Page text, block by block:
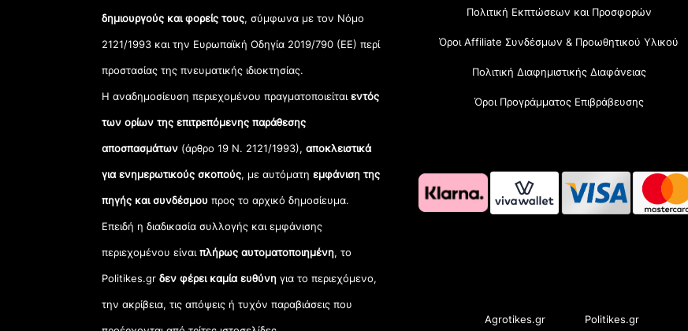
δημιουργούς και φορείς τους, σύμφωνα με τον Νόμο
2121/1993 και την Ευρωπαϊκή Οδηγία 2019/790 (ΕΕ) περί
προστασίας της πνευματικής ιδιοκτησίας.
Η αναδημοσίευση περιεχομένου πραγματοποιείταιεντός
των ορίων της επιτρεπόμενης παράθεσης
αποσπασμάτων (άρθρο 19 Ν. 2121/1993), αποκλειστικά
για ενημερωτικούς σκοπούς, με αυτόματηεμφάνιση της
πηγής και συνδέσμου προς το αρχικό δημοσίευμα.
Επειδή η διαδικασία συλλογής και εμφάνισης
περιεχομένου είναιπλήρως αυτοματοποιημένη, το
Politikes.grδεν φέρει καμία ευθύνη για το περιεχόμενο,
την ακρίβεια, τις απόψεις ή τυχόν παραβιάσεις που
Πολιτική Εκπτώσεων και Προσφορών
Όροι Affiliate Συνδέσμων & Προωθητικού Υλικού
Πολιτική Διαφημιστικής Διαφάνειας
Όροι Προγράμματος Επιβράβευσης
Agrotikes.gr Politikes.gr